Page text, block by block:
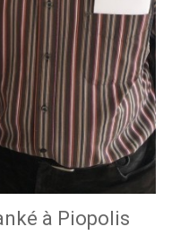
à Piopolis